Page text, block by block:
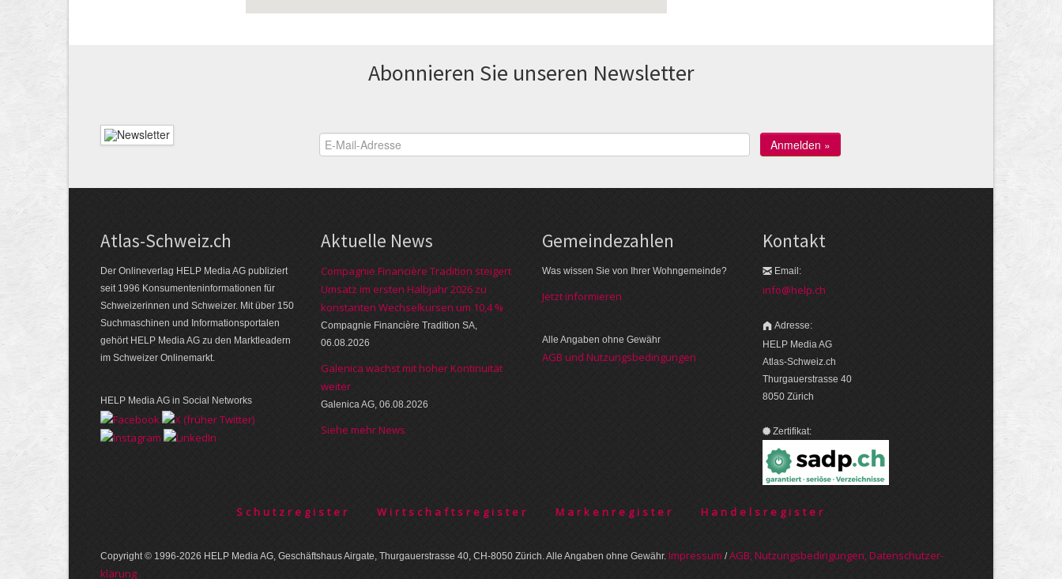
Abonnieren Sie unseren News­letter
Atlas-Schweiz.ch
Der Onlineverlag HELP Media AG publiziert
seit 1996 Konsumenten­infor­mationen für
Schwei­zerinnen und Schweizer. Mit über 150
Such­ma­schinen und Infor­mations­portalen
gehört HELP Media AG zu den Markt­leadern
im Schweizer Onlinemarkt.
HELP Media AG in Social Networks
Aktuelle News
Compagnie Financière Tradition steigert
Umsatz im ersten Halbjahr 2026 zu
konstanten Wechselkursen um 10,4 %
Compagnie Financière Tradition SA,
06.08.2026
Galenica wächst mit hoher Kontinuität
weiter
Galenica AG, 06.08.2026
Siehe mehr News
Gemeinde­zahlen
Was wissen Sie von Ihrer Wohngemeinde?
Jetzt informieren
Alle Angaben ohne Gewähr
AGB und Nutzungsbedingungen
Kontakt
Email:
info@help.ch
Adresse:
HELP Media AG
Atlas-Schweiz.ch
Thurgauerstrasse 40
8050 Zürich
Zertifikat:
Schutzregister Wirtschaftsregister Markenregister Handelsregister
Copyright © 1996-2026 HELP Media AG, Geschäftshaus Airgate, Thurgauer­strasse 40, CH-8050 Zürich. Alle Angaben ohne Gewähr. Im­pres­sum /AGB, Nut­zungs­bedin­gungen, Daten­schutz­er­
klärung